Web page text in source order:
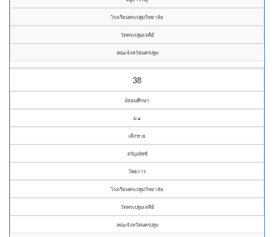
โรงเรียนพระปฐมวิทยาลัย
วัดพระปฐมเจดีย์
คณะจังหวัดนครปฐม
38
มัธยมศึกษา
ม.๑
เด็กชาย
สรัญณัชช์
โพธการ
โรงเรียนพระปฐมวิทยาลัย
วัดพระปฐมเจดีย์
คณะจังหวัดนครปฐม